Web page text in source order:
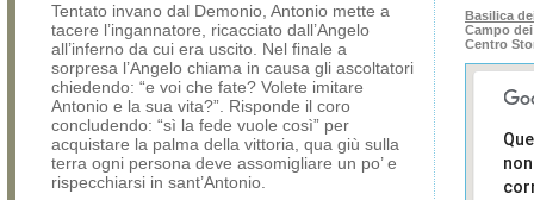
Tentato invano dal Demonio, Antonio mette a
tacere l’ingannatore, ricacciato dall’Angelo
all’inferno da cui era uscito. Nel finale a
sorpresa l’Angelo chiama in causa gli ascoltatori
chiedendo: “e voi che fate? Volete imitare
Antonio e la sua vita?”. Risponde il coro
concludendo: “sì la fede vuole così” per
acquistare la palma della vittoria, qua giù sulla
terra ogni persona deve assomigliare un po’ e
rispecchiarsi in sant’Antonio.
Basilica
Campo
Centro